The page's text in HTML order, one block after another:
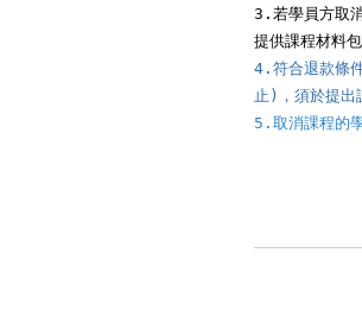
3.若學員方取
4.符合退款條
止)，須於提出
5.取消課程的